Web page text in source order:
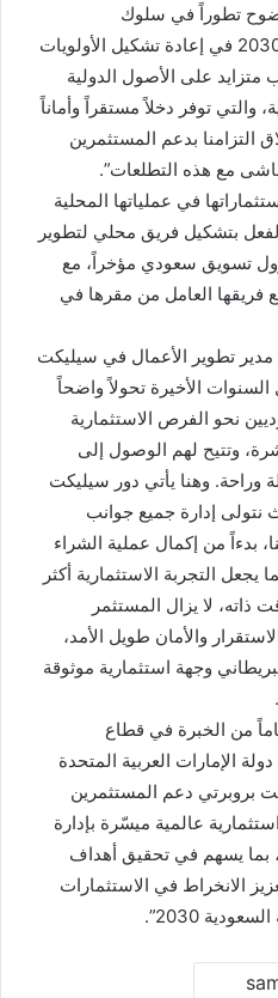
تطوراً في سلوك
المستثمرين مع استمرار رؤية 2030 في إعادة تشكيل الأولويات
متزايد على الأصول الدولية
والتي توفر دخلاً مستقراً وأماناً
التزامنا بدعم المستثمرين
مع هذه التطلعات”.
في عملياتها المحلية
بتشكيل فريق محلي لتطوير
تسويق سعودي مؤخراً، مع
فريقها العامل من مقرها في
تطوير الأعمال في سيليكت
الأخيرة تحولاً واضحاً
نحو الفرص الاستثمارية
وتتيح لهم الوصول إلى
وراحة. وهنا يأتي دور سيليكت
نتولى إدارة جميع جوانب
بدءاً من إكمال عملية الشراء
يجعل التجربة الاستثمارية أكثر
لا يزال المستثمر
والأمان طويل الأمد،
وجهة استثمارية موثوقة
ما يزيد على 20 عاماً من الخبرة في قطاع
الإمارات العربية المتحدة
سيليكت بروبرتي دعم المستثمرين
عالمية ميسّرة بإدارة
بما يسهم في تحقيق أهداف
الانخراط في الاستثمارات
2030”.